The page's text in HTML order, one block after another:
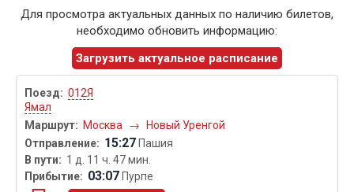
Для просмотра актуальных данных по наличию билетов,
необходимо обновить информацию:
Загрузить актуальное расписание
012Я
Ямал
Москва
→ Новый Уренгой
15:27 Пашия
1 д. 11 ч. 47 мин.
03:07 Пурпе